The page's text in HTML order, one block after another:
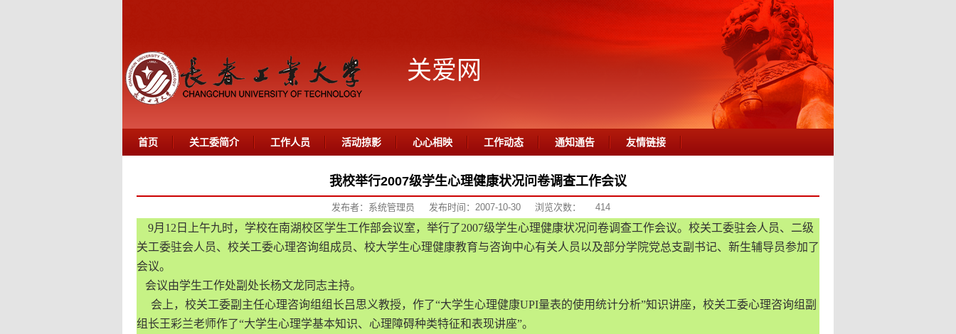
关爱网
首页 关工委简介 工作人员 活动掠影 心心相映 工作动态 通知通告 友情链接
我校举行2007级学生心理健康状况问卷调查工作会议
发布者：系统管理员 发布时间：2007-10-30 浏览次数： 414
9月12日上午九时，学校在南湖校区学生工作部会议室，举行了2007级学生心理健康状况问卷调查工作会议。校关工委驻会人员、二级
关工委驻会人员、校关工委心理咨询组成员、校大学生心理健康教育与咨询中心有关人员以及部分学院党总支副书记、新生辅导员参加了
会议。
会议由学生工作处副处长杨文龙同志主持。
会上，校关工委副主任心理咨询组组长吕思义教授，作了“大学生心理健康UPI量表的使用统计分析”知识讲座，校关工委心理咨询组副
组长王彩兰老师作了“大学生心理学基本知识、心理障碍种类特征和表现讲座”。